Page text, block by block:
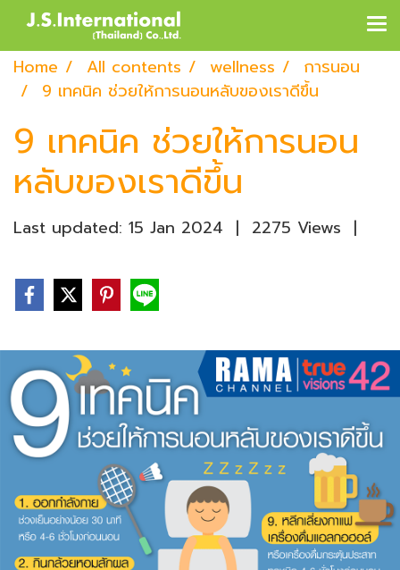
Home All contents wellness
การนอน
9 เทคนิค ช่วยให้การนอนหลับของเราดีขึ้น
9 เทคนิค ช่วยให้การนอน
หลับของเราดีขึ้น
Last updated: 15 Jan 2024 | 2275 Views |